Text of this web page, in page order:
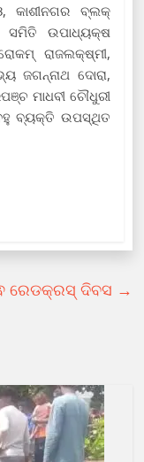
କାଶୀନଗର ବ୍ଲକ୍
ସମିତି ଉପାଧ୍ୟକ୍ଷ
ରାଜଲକ୍ଷ୍ମୀ,
ଜଗନ୍ନାଥ ଦୋରା,
ମାଧବୀ ଚୌଧୁରୀ
ବ୍ୟକ୍ତି ଉପସ୍ଥିତ
ରେଡକ୍ରସ୍ ଦିବସ →